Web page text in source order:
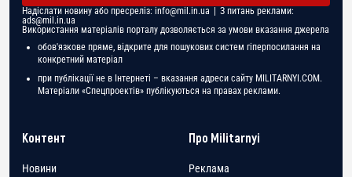
Надіслати новину або пресреліз: info@mil.in.ua | З питань реклами:
ads@mil.in.ua
Використання матеріалів порталу дозволяється за умови вказання джерела
обов'язкове пряме, відкрите для пошукових систем гіперпосилання на
конкретний матеріал
при публікації не в Інтернеті – вказання адреси сайту MILITARNYI.COM.
Матеріали «Спецпроектів» публікуються на правах реклами.
Контент
Новини
Про Militarnyi
Реклама